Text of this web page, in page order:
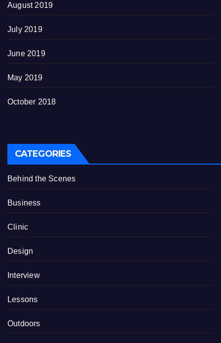
August 2019
July 2019
June 2019
May 2019
October 2018
CATEGORIES
Behind the Scenes
Business
Clinic
Design
Interview
Lessons
Outdoors